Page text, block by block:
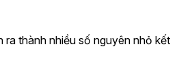
ra thành nhiều số nguyên nhỏ kết